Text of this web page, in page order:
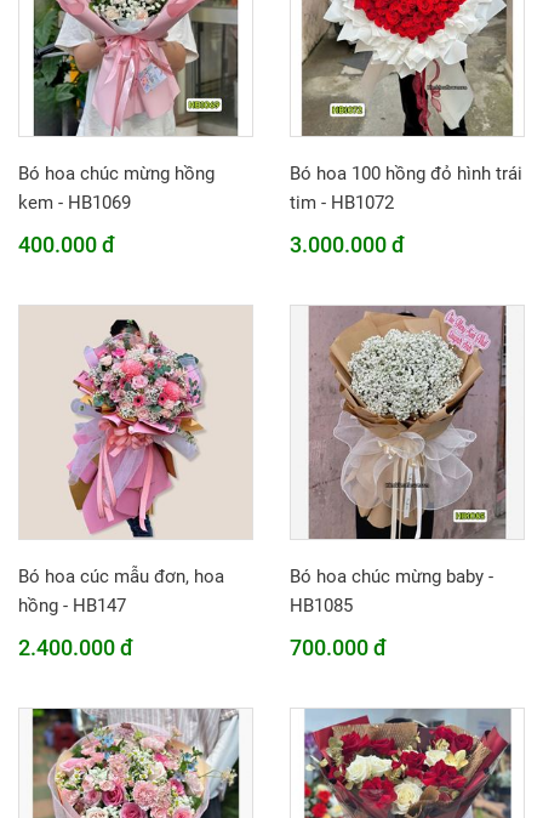
Bó hoa chúc mừng hồng
kem - HB1069
400.000 đ
Bó hoa 100 hồng đỏ hình trái
tim - HB1072
3.000.000 đ
Bó hoa cúc mẫu đơn, hoa
hồng - HB147
2.400.000 đ
Bó hoa chúc mừng baby -
HB1085
700.000 đ